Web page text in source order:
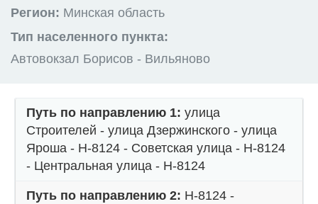
Регион: Минская область
Тип населенного пункта:
Автовокзал Борисов - Вильяново
Путь по направлению 1: улица
Строителей - улица Дзержинского - улица
Яроша - Н-8124 - Советская улица - Н-8124
- Центральная улица - Н-8124
Путь по направлению 2: Н-8124 -